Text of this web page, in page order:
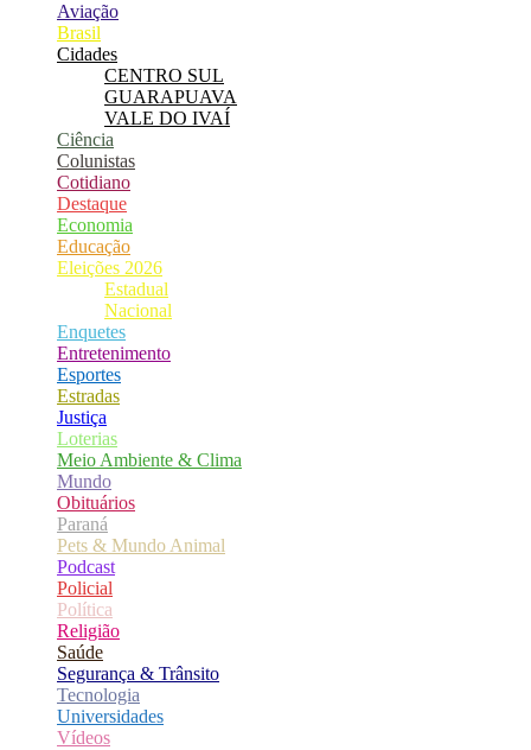
Aviação
Brasil
Cidades
CENTRO SUL
GUARAPUAVA
VALE DO IVAÍ
Ciência
Colunistas
Cotidiano
Destaque
Economia
Educação
Eleições 2026
Estadual
Nacional
Enquetes
Entretenimento
Esportes
Estradas
Justiça
Loterias
Meio Ambiente & Clima
Mundo
Obituários
Paraná
Pets & Mundo Animal
Podcast
Policial
Política
Religião
Saúde
Segurança & Trânsito
Tecnologia
Universidades
Vídeos